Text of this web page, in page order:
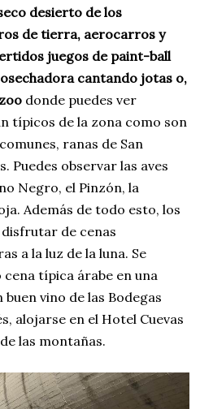
desierto de los
de tierra, aerocarros y
juegos de paint-ball
cantando jotas o,
donde puedes ver
típicos de la zona como son
ranas de San
Puedes observar las aves
Negro, el Pinzón, la
Además de todo esto, los
de cenas
a la luz de la luna. Se
típica árabe en una
vino de las Bodegas
alojarse en el Hotel Cuevas
las montañas.